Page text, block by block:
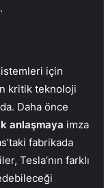
için
kritik teknoloji
Daha önce
anlaşmaya imza
fabrikada
Tesla’nın farklı